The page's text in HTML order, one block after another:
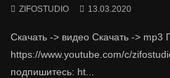
ZIFOSTUDIO 13.03.2020
Скачать -> видео Скачать -> mp3
https://www.youtube.com/c/
подпишитесь: ht...